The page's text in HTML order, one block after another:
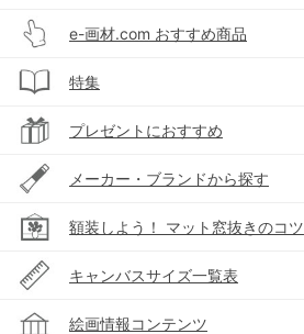
e-画材.com おすすめ商品
特集
プレゼントにおすすめ
メーカー・ブランドから探す
額装しよう！ マット窓抜きのコツ
キャンバスサイズ一覧表
絵画情報コンテンツ